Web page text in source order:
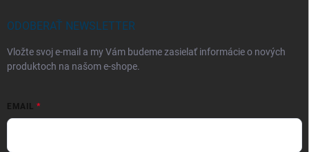
ODOBERAŤ NEWSLETTER
Vložte svoj e-mail a my Vám budeme zasielať informácie o nových
produktoch na našom e-shope.
EMAIL